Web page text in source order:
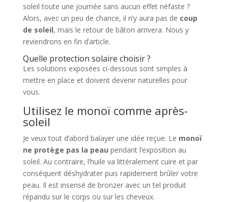
soleil toute une journée sans aucun effet néfaste ?
Alors, avec un peu de chance, il n’y aura pas de coup
de soleil, mais le retour de bâton arrivera. Nous y
reviendrons en fin d’article.
Quelle protection solaire choisir ?
Les solutions exposées ci-dessous sont simples à
mettre en place et doivent devenir naturelles pour
vous.
Utilisez le monoï comme après-
soleil
Je veux tout d’abord balayer une idée reçue. Le monoï
ne protège pas la peau pendant l’exposition au
soleil. Au contraire, l’huile va littéralement cuire et par
conséquent déshydrater puis rapidement brûler votre
peau. Il est insensé de bronzer avec un tel produit
répandu sur le corps ou sur les cheveux.